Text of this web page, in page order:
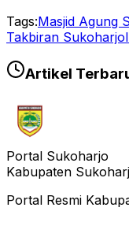
Tags:Masjid Agung
Takbiran Sukoharjo
Artikel
Portal Sukoharjo
Kabupaten
Portal Resmi